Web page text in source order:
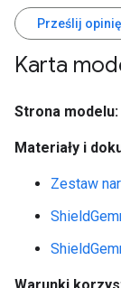
Prześlij opinię
Karta
Strona modelu:
Materiały i
Zestaw